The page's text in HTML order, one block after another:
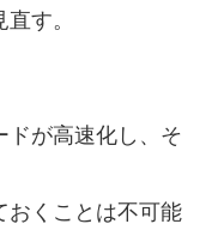
す。
ドが高速化し、そ
おくことは不可能